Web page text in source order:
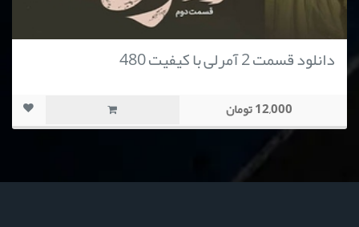
دانلود قسمت 2 آمرلی با کیفیت 480
12,000 تومان